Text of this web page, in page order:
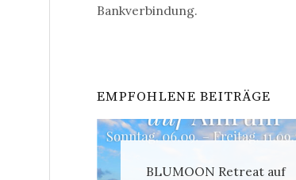
Bankverbindung.
EMPFOHLENE BEITRÄGE
BLUMOON Retreat auf